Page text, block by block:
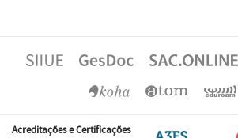
Acreditações e Certificações